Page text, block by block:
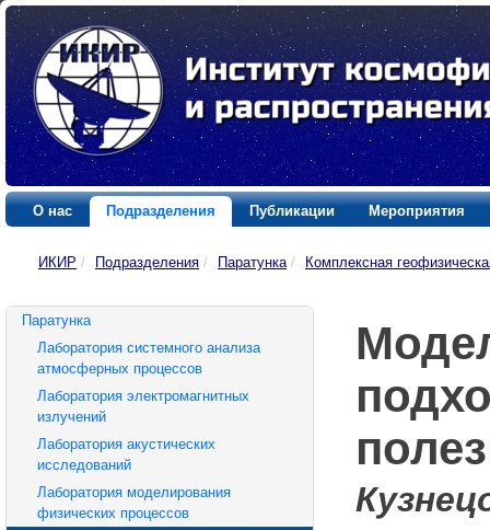
О нас Подразделения Публикации Мероприятия
ИКИР / Подразделения / Паратунка / Комплексная
Паратунка
Лаборатория системного анализа
атмосферных процессов
Лаборатория электромагнитных
излучений
Лаборатория акустических
исследований
Лаборатория моделирования
физических процессов